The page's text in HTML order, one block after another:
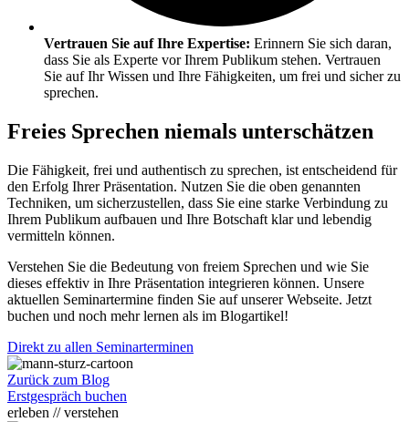
Vertrauen Sie auf Ihre Expertise: Erinnern Sie sich daran,
dass Sie als Experte vor Ihrem Publikum stehen. Vertrauen
Sie auf Ihr Wissen und Ihre Fähigkeiten, um frei und sicher zu
sprechen.
Freies Sprechen niemals unterschätzen
Die Fähigkeit, frei und authentisch zu sprechen, ist entscheidend für
den Erfolg Ihrer Präsentation. Nutzen Sie die oben genannten
Techniken, um sicherzustellen, dass Sie eine starke Verbindung zu
Ihrem Publikum aufbauen und Ihre Botschaft klar und lebendig
vermitteln können.
Verstehen Sie die Bedeutung von freiem Sprechen und wie Sie
dieses effektiv in Ihre Präsentation integrieren können. Unsere
aktuellen Seminartermine finden Sie auf unserer Webseite. Jetzt
buchen und noch mehr lernen als im Blogartikel!
Direkt zu allen Seminarterminen
Zurück zum Blog
Erstgespräch buchen
erleben // verstehen